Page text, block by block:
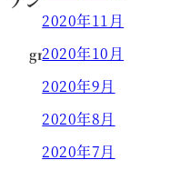
grow HAIR DESIGN
2020年11月
2020年10月
2020年9月
2020年8月
2020年7月